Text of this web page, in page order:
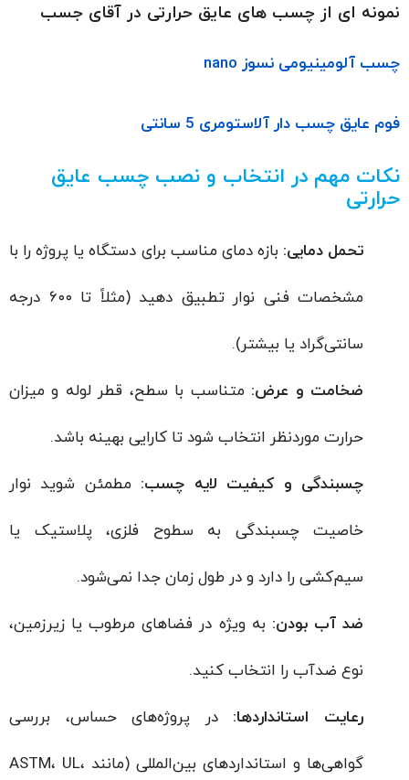
نمونه ای از چسب های عایق حرارتی در آقای جسب
چسب آلومینیومی نسوز nano
فوم عایق چسب دار آلاستومری 5 سانتی
نکات مهم در انتخاب و نصب چسب عایق
حرارتی
تحمل دمایی:بازه دمای مناسب برای دستگاه یا پروژه را با
مشخصات فنی نوار تطبیق دهید (مثلاً تا ۶۰۰ درجه
سانتی‌گراد یا بیشتر).
ضخامت و عرض:متناسب با سطح، قطر لوله و میزان
حرارت موردنظر انتخاب شود تا کارایی بهینه باشد.
چسبندگی و کیفیت لایه چسب:مطمئن شوید نوار
خاصیت چسبندگی به سطوح فلزی، پلاستیک یا
سیم‌کشی را دارد و در طول زمان جدا نمی‌شود.
ضد آب بودن:به ویژه در فضاهای مرطوب یا زیرزمین،
نوع ضدآب را انتخاب کنید.
رعایت استانداردها:در پروژه‌های حساس، بررسی
گواهی‌ها و استانداردهای بین‌المللی (مانند ASTM، UL،